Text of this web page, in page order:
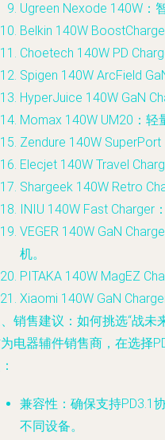
Ugreen Nexode 140W：
Belkin 140W
Choetech 140W PD
Spigen 140W ArcField
HyperJuice 140W GaN
Momax 140W UM20：轻
Zendure 140W
Elecjet 140W Travel
Shargeek 140W Retro
INIU 140W Fast Charger
VEGER 140W GaN
机。
PITAKA 140W MagEZ
Xiaomi 140W GaN
销售建议：如何挑选“战未
电器辅件销售商，在选择
兼容性：确保支持PD3.1
不同设备。